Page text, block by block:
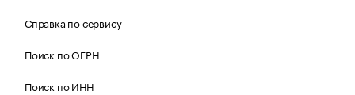
Справка по сервису
Поиск по ОГРН
Поиск по ИНН